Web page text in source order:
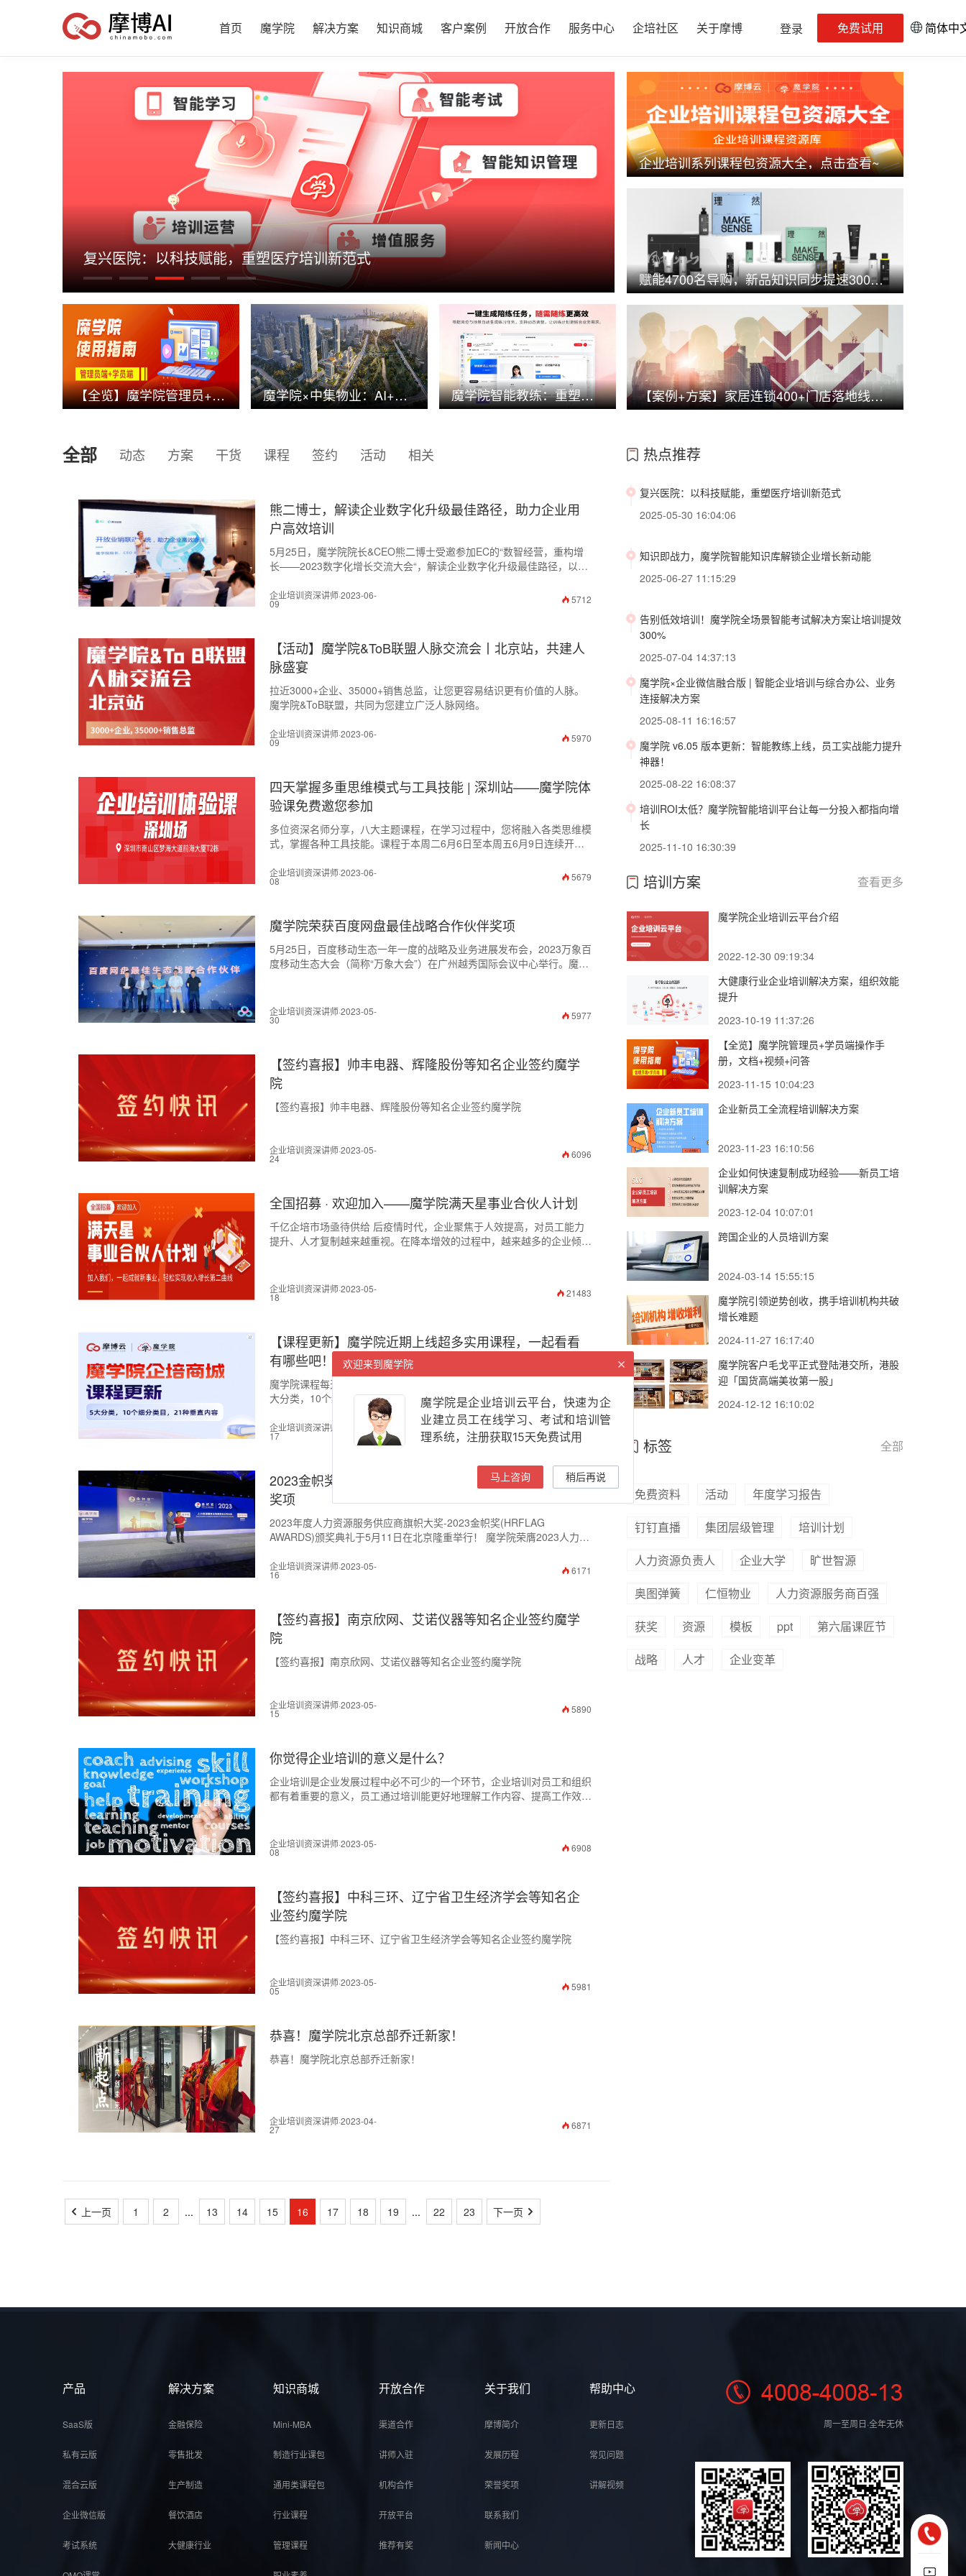
首页 魔学院 解决方案 知识商城 客户案例 开放合作 服务中心 企培社区 关于摩博 登录 免费试用 简体中
企业培训，这样更划算——1000门尊享版课程包
【全览】魔学院管理员+学员端操作手册，文档+视频+问答 魔学院×中集物业：AI+生态融合，1000+物业人培训提效80%，服务品质全面升级 魔学院智能教练：重塑企业培训，打造员工实战能力提升神器
企业培训系列课程包资源大全，点击查看~
赋能4700名导购，新品知识同步提速300%：理然×魔学院如何用数智化培训撬动业绩增长？
【案例+方案】家居连锁400+门店落地线上商学院解决方案，搞定代理商与员工标准化培训
全部 动态 方案 干货 课程 签约 活动 相关
熊二博士，解读企业数字化升级最佳路径，助力企业用
户高效培训
5月25日，魔学院院长&CEO熊二博士受邀参加EC的“数智经营，重构增
长——2023数字化增长交流大会“，解读企业数字化升级最佳路径，以魔
《开放的业销联动系统，助力企业用户高效培训》作深度分享。
企业培训资深讲师·2023-06-
09 5712
【活动】魔学院&ToB联盟人脉交流会丨北京站，共建人
脉盛宴
拉近3000+企业、35000+销售总监，让您更容易结识更有价值的人脉。
魔学院&ToB联盟，共同为您建立广泛人脉网络。
企业培训资深讲师·2023-06-
09 5970
四天掌握多重思维模式与工具技能 | 深圳站——魔学院体
验课免费邀您参加
多位资深名师分享，八大主题课程，在学习过程中，您将融入各类思维模
式，掌握各种工具技能。课程于本周二6月6日至本周五6月9日连续开
企业培训资深讲师·2023-06-
08 5679
魔学院荣获百度网盘最佳战略合作伙伴奖项
5月25日，百度移动生态一年一度的战略及业务进展发布会，2023万象百
度移动生态大会（简称“万象大会”）在广州越秀国际会议中心举行。魔学
企业培训资深讲师·2023-05-
30 5977
【签约喜报】​帅丰电器、辉隆股份等知名企业签约魔学
院
【签约喜报】​帅丰电器、辉隆股份等知名企业签约魔学院
企业培训资深讲师·2023-05-
24 6096
全国招募 · 欢迎加入——魔学院满天星事业合伙人计划
千亿企培市场亟待供给 后疫情时代，企业聚焦于人效提高，对员工能力
提升、人才复制越来越重视。在降本增效的过程中，越来越多的企业倾向
企业培训资深讲师·2023-05-
18 21483
【课程更新】魔学院近期上线超多实用课程，一起看看
有哪些吧！
魔学院课程每天都有惊喜，您知道近期魔学院上线了哪些课程吗？包括5
大分类，10个细分类目，21种垂直内容，让我们一起看看都有哪些课程
企业培训资深讲师·2023-05-
17 6063
2023金帜奖盛大揭晓—魔学院荣膺人力资源服务领域2大
奖项
2023年度人力资源服务供应商旗帜大奖-2023金帜奖(HRFLAG
AWARDS)颁奖典礼于5月11日在北京隆重举行！ 魔学院荣膺2023人力资
企业培训资深讲师·2023-05-
16 6171
【签约喜报】​南京欣网、艾诺仪器等知名企业签约魔学
院
【签约喜报】​南京欣网、艾诺仪器等知名企业签约魔学院
企业培训资深讲师·2023-05-
15 5890
你觉得企业培训的意义是什么？
企业培训是企业发展过程中必不可少的一个环节，企业培训对员工和组织
都有着重要的意义，员工通过培训能更好地理解工作内容、提高工作效
企业培训资深讲师·2023-05-
08 6908
【签约喜报】​中科三环、辽宁省卫生经济学会等知名企
业签约魔学院
【签约喜报】​中科三环、辽宁省卫生经济学会等知名企业签约魔学院
企业培训资深讲师·2023-05-
05 5981
恭喜！魔学院北京总部乔迁新家！
恭喜！魔学院北京总部乔迁新家！
企业培训资深讲师·2023-04-
27 6871
1 2 ... 13 14 15 16 17 18 19 ... 22 23
热点推荐
复兴医院：以科技赋能，重塑医疗培训新范式
2025-05-30 16:04:06
知识即战力，魔学院智能知识库解锁企业增长新动能
2025-06-27 11:15:29
告别低效培训！魔学院全场景智能考试解决方案让培训提效
300%
2025-07-04 14:37:13
魔学院×企业微信融合版 | 智能企业培训与综合办公、业务
连接解决方案
2025-08-11 16:16:57
魔学院 v6.05 版本更新：智能教练上线，员工实战能力提升
神器！
2025-08-22 16:08:37
培训ROI太低？魔学院智能培训平台让每一分投入都指向增
长
2025-11-10 16:30:39
培训方案 查看更多
魔学院企业培训云平台介绍
2022-12-30 09:19:34
大健康行业企业培训解决方案，组织效能
提升
2023-10-19 11:37:26
【全览】魔学院管理员+学员端操作手
册，文档+视频+问答
2023-11-15 10:04:23
企业新员工全流程培训解决方案
2023-11-23 16:10:56
企业如何快速复制成功经验——新员工培
训解决方案
2023-12-04 10:07:01
跨国企业的人员培训方案
2024-03-14 15:55:15
魔学院引领逆势创收，携手培训机构共破
增长难题
2024-11-27 16:17:40
魔学院客户毛戈平正式登陆港交所，港股
迎「国货高端美妆第一股」
2024-12-12 16:10:02
标签 全部
免费资料 活动
年度学习报告
钉钉直播
集团层级管理
培训计划
人力资源负责人
企业大学
旷世智源
奥图弹簧
仁恒物业
人力资源服务商百强
获奖
资源 模板 ppt
第六届课匠节
战略
人才 企业变革
产品
SaaS版
私有云版
混合云版
企业微信版
考试系统
解决方案
金融保险
零售批发
生产制造
餐饮酒店
大健康行业
知识商城
Mini-MBA
制造行业课包
通用类课程包
行业课程
管理课程
开放合作
渠道合作
讲师入驻
机构合作
开放平台
推荐有奖
关于我们
摩博简介
发展历程
荣誉奖项
联系我们
新闻中心
帮助中心
更新日志
常见问题
讲解视频
周一至周日·全年无休
欢迎来到魔学院
魔学院是企业培训云平台，快速为企
业建立员工在线学习、考试和培训管
理系统，注册获取15天免费试用
马上咨询 稍后再说
×